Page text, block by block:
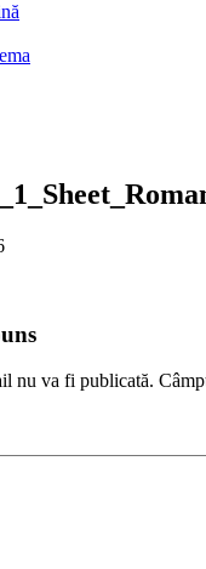
nu va fi publicată.